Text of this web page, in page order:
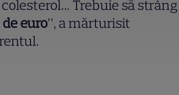
Trebuie să strâng
euro”, a mărturisit